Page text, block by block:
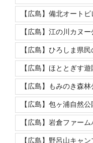
【広島】備北オート
【広島】江の川カヌ
【広島】ひろしま県
【広島】ほととぎす遊
【広島】もみのき森
【広島】包ヶ浦自然
【広島】岩倉ファーム
【広島】野呂山キャ